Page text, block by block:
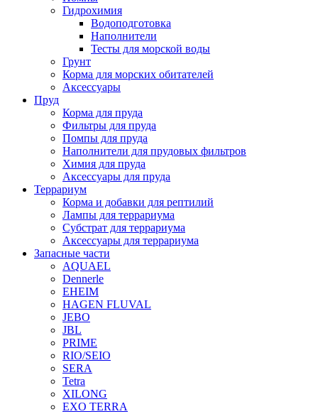
Гидрохимия
Водоподготовка
Наполнители
Тесты для морской воды
Грунт
Корма для морских обитателей
Аксессуары
Пруд
Корма для пруда
Фильтры для пруда
Помпы для пруда
Наполнители для прудовых фильтров
Химия для пруда
Аксессуары для пруда
Террариум
Корма и добавки для рептилий
Лампы для террариума
Субстрат для террариума
Аксессуары для террариума
Запасные части
AQUAEL
Dennerle
EHEIM
HAGEN FLUVAL
JEBO
JBL
PRIME
RIO/SEIO
SERA
Tetra
XILONG
EXO TERRA